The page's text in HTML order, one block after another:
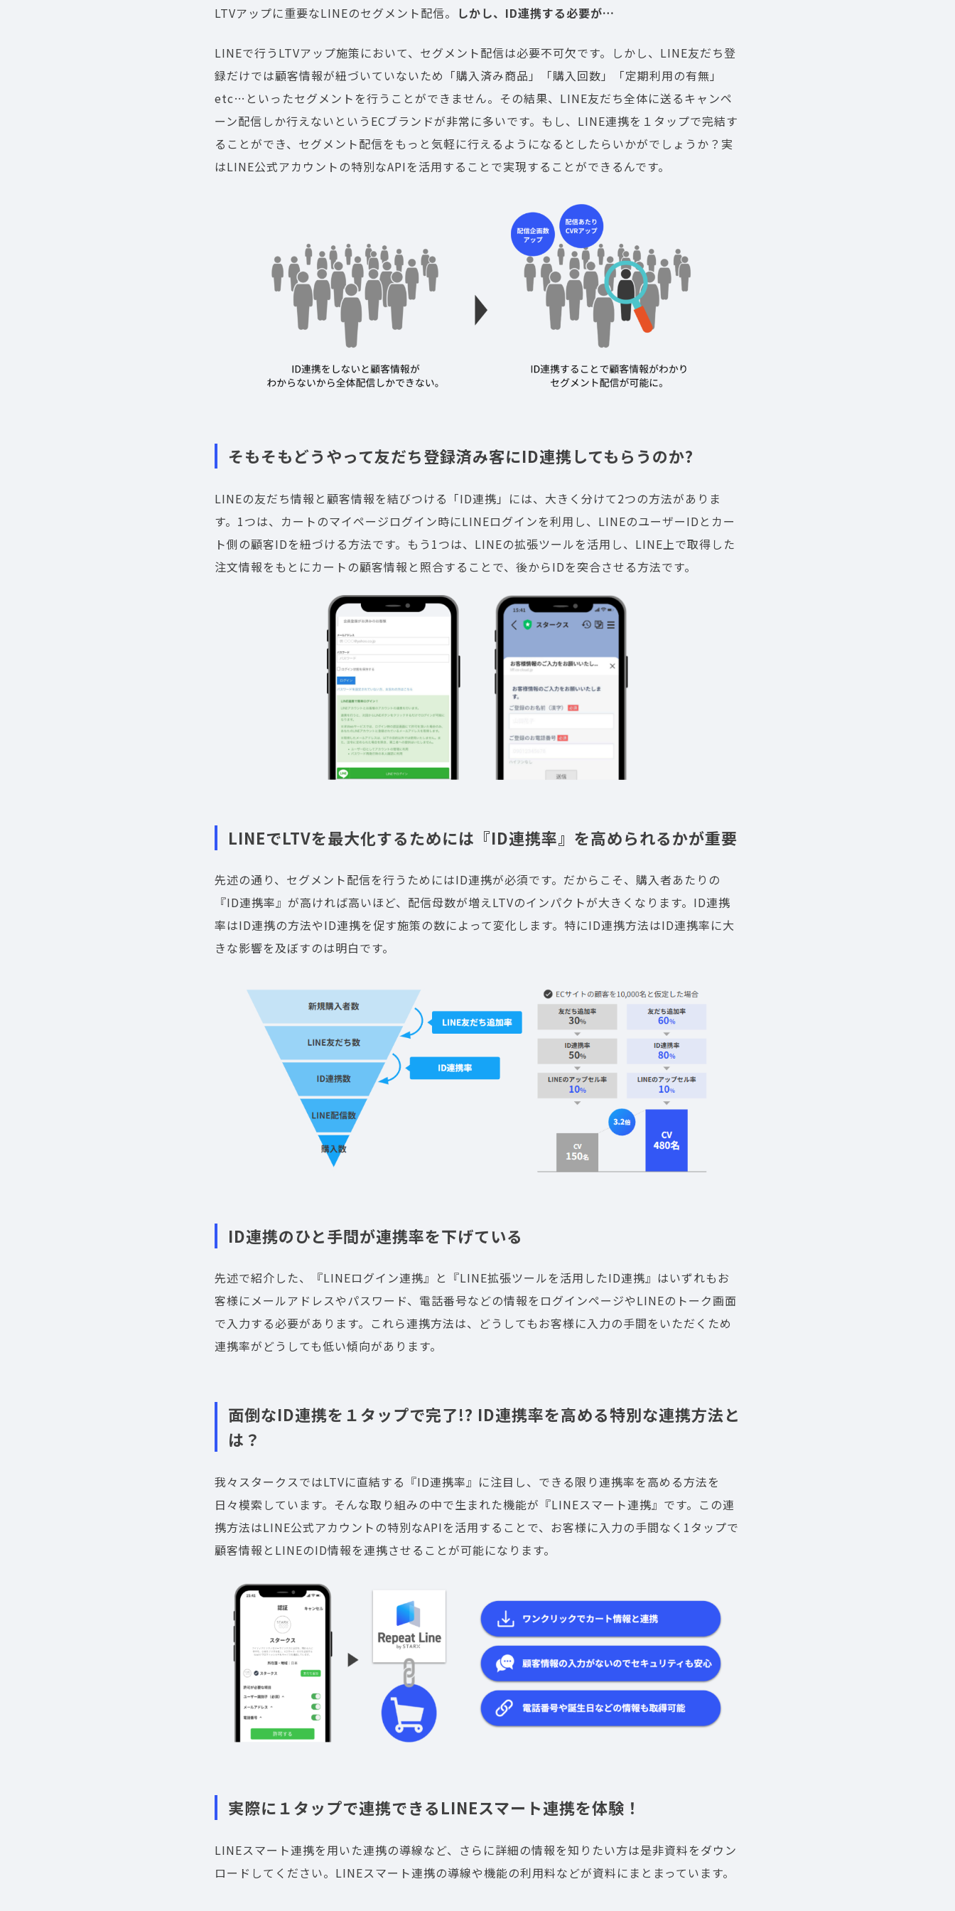
LTVアップに重要なLINEのセグメント配信。 しかし、ID連携する必要が…
LINEで行うLTVアップ施策において、セグメント配信は必要不可欠です。しかし、LINE友だち登
録だけでは顧客情報が紐づいていないため「購入済み商品」「購入回数」「定期利用の有無」
etc…といったセグメントを行うことができません。その結果、LINE友だち全体に送るキャンペ
ーン配信しか行えないというECブランドが非常に多いです。もし、LINE連携を１タップで完結す
ることができ、セグメント配信をもっと気軽に行えるようになるとしたらいかがでしょうか？実
はLINE公式アカウントの特別なAPIを活用することで実現することができるんです。
そもそもどうやって友だち登録済み客にID連携してもらうのか?
LINEの友だち情報と顧客情報を結びつける「ID連携」には、大きく分けて2つの方法がありま
す。1つは、カートのマイページログイン時にLINEログインを利用し、LINEのユーザーIDとカー
ト側の顧客IDを紐づける方法です。もう1つは、LINEの拡張ツールを活用し、LINE上で取得した
注文情報をもとにカートの顧客情報と照合することで、後からIDを突合させる方法です。
LINEでLTVを最大化するためには『ID連携率』を高められるかが重要
先述の通り、セグメント配信を行うためにはID連携が必須です。だからこそ、購入者あたりの
『ID連携率』が高ければ高いほど、配信母数が増えLTVのインパクトが大きくなります。ID連携
率はID連携の方法やID連携を促す施策の数によって変化します。特にID連携方法はID連携率に大
きな影響を及ぼすのは明白です。
ID連携のひと手間が連携率を下げている
先述で紹介した、『LINEログイン連携』と『LINE拡張ツールを活用したID連携』はいずれもお
客様にメールアドレスやパスワード、電話番号などの情報をログインページやLINEのトーク画面
で入力する必要があります。これら連携方法は、どうしてもお客様に入力の手間をいただくため
連携率がどうしても低い傾向があります。
面倒なID連携を１タップで完了!? ID連携率を高める特別な連携方法と
は？
我々スタークスではLTVに直結する『ID連携率』に注目し、できる限り連携率を高める方法を
日々模索しています。そんな取り組みの中で生まれた機能が『LINEスマート連携』です。この連
携方法はLINE公式アカウントの特別なAPIを活用することで、お客様に入力の手間なく1タップで
顧客情報とLINEのID情報を連携させることが可能になります。
実際に１タップで連携できるLINEスマート連携を体験！
LINEスマート連携を用いた連携の導線など、さらに詳細の情報を知りたい方は是非資料をダウン
ロードしてください。LINEスマート連携の導線や機能の利用料などが資料にまとまっています。